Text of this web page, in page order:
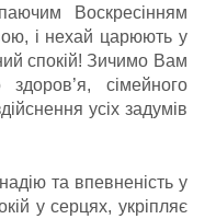
Воскресінням
і нехай царюють у
спокій! Зичимо Вам
здоров’я, сімейного
усіх задумів
та впевненість у
у серцях, укріпляє